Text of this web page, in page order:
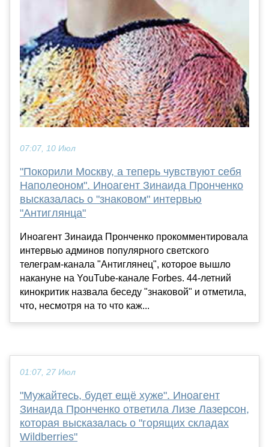
07:07, 10 Июл
"Покорили Москву, а теперь чувствуют себя
Наполеоном". Иноагент Зинаида Пронченко
высказалась о "знаковом" интервью
"Антиглянца"
Иноагент Зинаида Пронченко прокомментировала
интервью админов популярного светского
телеграм-канала "Антиглянец", которое вышло
накануне на YouTube-канале Forbes. 44-летний
кинокритик назвала беседу "знаковой" и отметила,
что, несмотря на то что каж...
01:07, 27 Июл
"Мужайтесь, будет ещё хуже". Иноагент
Зинаида Пронченко ответила Лизе Лазерсон,
которая высказалась о "горящих складах
Wildberries"